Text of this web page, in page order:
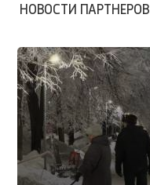
НОВОСТИ ПАРТНЕРОВ